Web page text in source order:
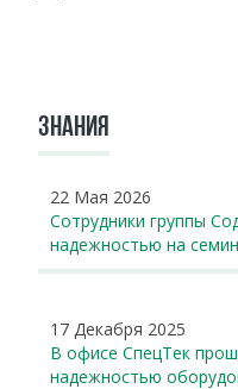
ЗНАНИЯ
22 Мая 2026
Сотрудники группы
надежностью на
17 Декабря 2025
В офисе СпецТек
надежностью